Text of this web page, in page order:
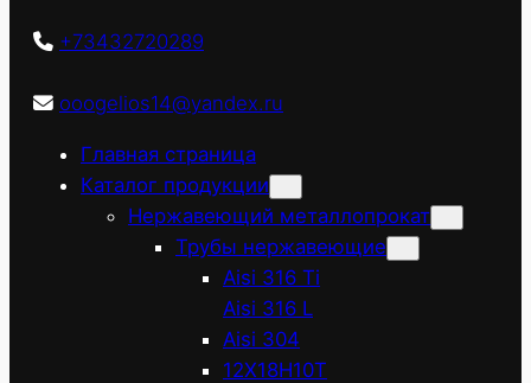
+73432720289
ooogelios14@yandex.ru
Главная страница
Каталог продукции
Нержавеющий металлопрокат
Трубы нержавеющие
Aisi 316 Ti
Aisi 316 L
Aisi 304
12Х18Н10Т